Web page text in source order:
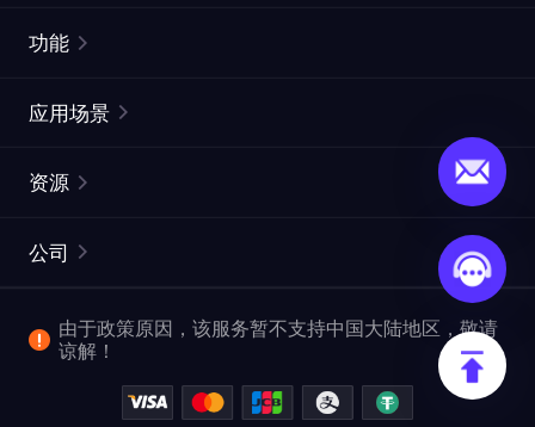
静态住宅代理
网页抓取 API
视频下载 API
功能
ISP代理
ProxySite
应用场景
市场研究
爬行和索引
查看全部使用场景
资源
常见问题解答
位置
公司
企业服务
反洗钱合规计划
由于政策原因，该服务暂不支持中国大陆地区，敬请
谅解！